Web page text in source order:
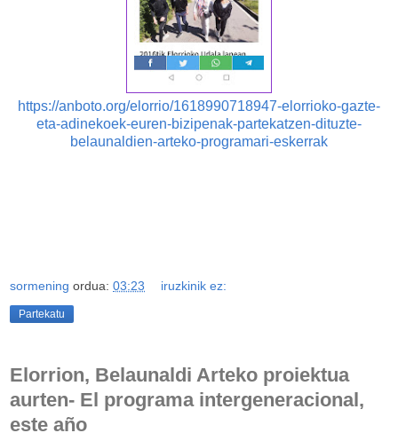
https://anboto.org/elorrio/1618990718947-elorrioko-gazte-
eta-adinekoek-euren-bizipenak-partekatzen-dituzte-
belaunaldien-arteko-programari-eskerrak
sormening ordua: 03:23 iruzkinik ez:
Partekatu
Elorrion, Belaunaldi Arteko proiektua
aurten- El programa intergeneracional,
este año